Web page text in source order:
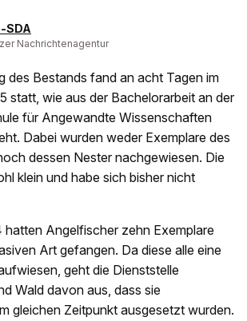
SDA
Nachrichtenagentur
des Bestands fand an acht Tagen im
statt, wie aus der Bachelorarbeit an der
für Angewandte Wissenschaften
Dabei wurden weder Exemplare des
dessen Nester nachgewiesen. Die
klein und habe sich bisher nicht
hatten Angelfischer zehn Exemplare
Art gefangen. Da diese alle eine
geht die Dienststelle
Wald davon aus, dass sie
gleichen Zeitpunkt ausgesetzt wurden.